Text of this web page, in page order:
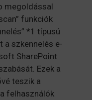
megoldással
funkciók
*1 típusú
a szkennelés e-
SharePoint
Ezek a
teszik a
felhasználók